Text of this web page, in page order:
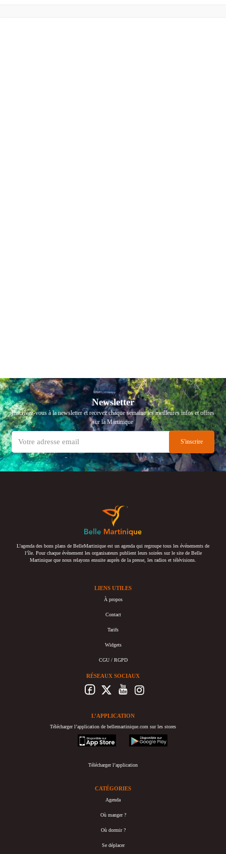
Newsletter
Inscrivez-vous à la newsletter et recevez chaque semaine les meilleures infos et offres
sur la Martinique
L’agenda des bons plans de BelleMartinique est un agenda qui regroupe tous les événements de
l’île. Pour chaque événement les organisateurs publient leurs soirées sur le site de Belle
Martinique que nous relayons ensuite auprès de la presse, les radios et télévisions.
LIENS UTILES
À propos
Contact
Tarifs
Widgets
CGU / RGPD
RÉSEAUX SOCIAUX
L’APPLICATION
Télécharger l’application de bellemartinique.com sur les stores
appstore
googleplay
Télécharger l’application
CATÉGORIES
Agenda
Où manger ?
Où dormir ?
Se déplacer